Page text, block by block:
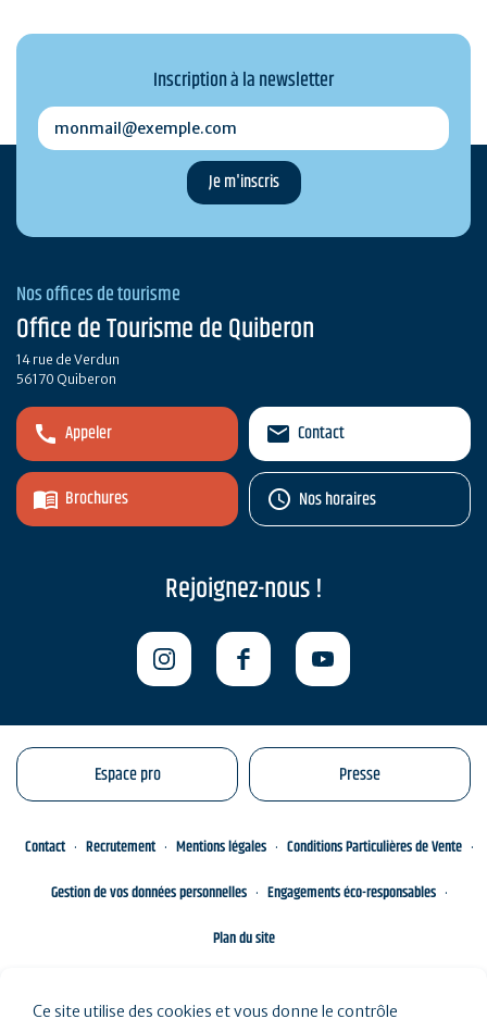
Inscription à la newsletter
monmail@exemple.com
Nos offices de tourisme
Office de Tourisme de Quiberon
14 rue de Verdun
56170 Quiberon
Appeler
Brochures
Contact
Nos horaires
Rejoignez-nous !
Espace pro Presse
Contact Recrutement Mentions légales
Conditions Particulières de Vente
Gestion de vos données personnelles
Engagements éco-responsables
Plan du site
Ce site utilise des cookies et vous donne le contrôle